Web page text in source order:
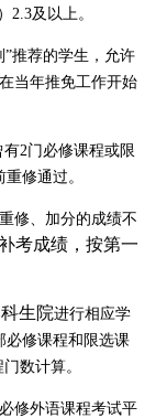
2.3及以上。
”推荐的学生，允许
当年推免工作开始
2门必修课程或限
修通过。
修、加分的成绩不
考成绩，按第一
生院进行相应学
必修课程和限选课
数计算。
修外语课程考试平